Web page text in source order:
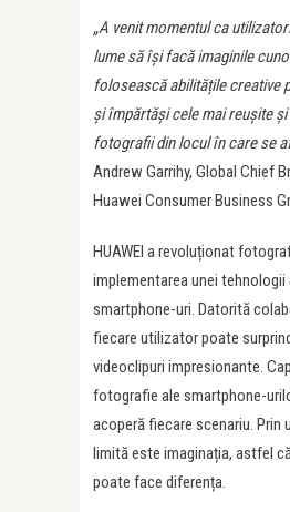
„A venit momentul ca
lume să își facă imaginile
folosească abilitățile creative
și împărtăși cele mai reușite
fotografii din locul în care se
Andrew Garrihy, Global Chief
Huawei Consumer Business
HUAWEI a revoluționat
implementarea unei tehnologii
smartphone-uri. Datorită
fiecare utilizator poate
videoclipuri impresionante.
fotografie ale smartphone-
acoperă fiecare scenariu. Prin
limită este imaginația, astfel
poate face diferența.